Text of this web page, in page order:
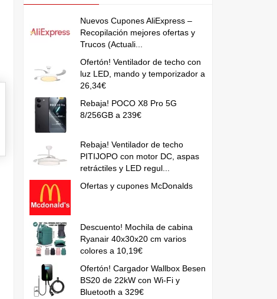
Nuevos Cupones AliExpress –
Recopilación mejores ofertas y
Trucos (Actuali...
Ofertón! Ventilador de techo con
luz LED, mando y temporizador a
26,34€
Rebaja! POCO X8 Pro 5G
8/256GB a 239€
Rebaja! Ventilador de techo
PITIJOPO con motor DC, aspas
retráctiles y LED regul...
Ofertas y cupones McDonalds
Descuento! Mochila de cabina
Ryanair 40x30x20 cm varios
colores a 10,19€
Ofertón! Cargador Wallbox Besen
BS20 de 22kW con Wi-Fi y
Bluetooth a 329€